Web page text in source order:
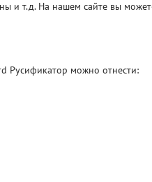
и т.д. На нашем сайте вы
Русификатор можно отнести: